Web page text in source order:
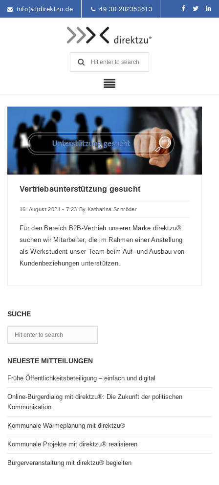
info(at)direktzu.de 49 30 202353613
Vertriebsunterstützung gesucht
16. August 2021 - 7:23 By Katharina Schröder
Für den Bereich B2B‐Vertrieb unserer Marke direktzu®
suchen wir Mitarbeiter, die im Rahmen einer Anstellung
als Werkstudent unser Team beim Auf- und Ausbau von
Kundenbeziehungen unterstützen.
SUCHE
NEUESTE MITTEILUNGEN
Frühe Öffentlichkeitsbeteiligung – einfach und digital
Online-Bürgerdialog mit direktzu®: Die Zukunft der politischen
Kommunikation
Kommunale Wärmeplanung mit direktzu®
Kommunale Projekte mit direktzu® realisieren
Bürgerveranstaltung mit direktzu® begleiten